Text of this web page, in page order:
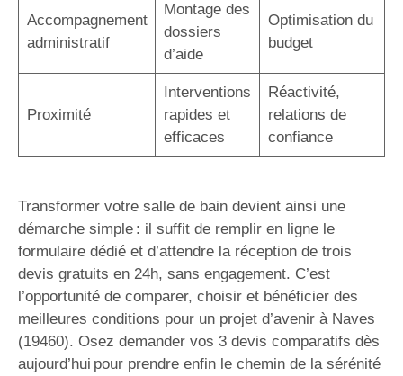
Accompagnement
administratif
Montage des
dossiers
d’aide
Optimisation du
budget
Proximité
Interventions
rapides et
efficaces
Réactivité,
relations de
confiance
Transformer votre salle de bain devient ainsi une
démarche simple : il suffit de remplir en ligne le
formulaire dédié et d’attendre la réception de trois
devis gratuits en 24h, sans engagement. C’est
l’opportunité de comparer, choisir et bénéficier des
meilleures conditions pour un projet d’avenir à Naves
(19460). Osez demander vos 3 devis comparatifs dès
aujourd’hui pour prendre enfin le chemin de la sérénité